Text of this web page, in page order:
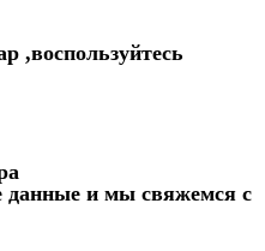
,воспользуйтесь
данные и мы свяжемся с